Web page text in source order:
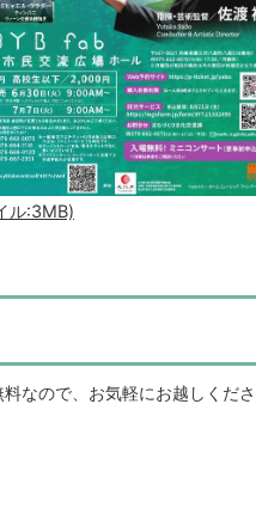
ル:3MB)
なので、お気軽にお越しくださ